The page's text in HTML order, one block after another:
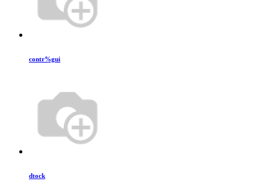
contr%gui
dtock